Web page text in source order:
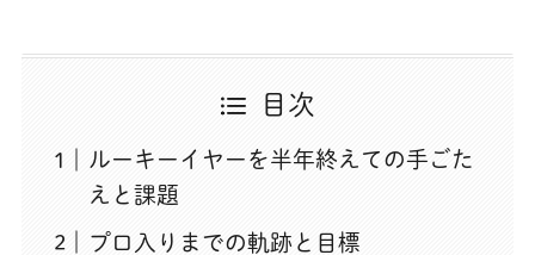
目次
ルーキーイヤーを半年終えての手ごた
えと課題
プロ入りまでの軌跡と目標